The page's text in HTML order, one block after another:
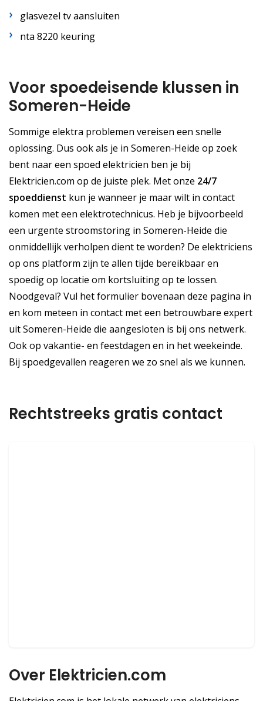
glasvezel tv aansluiten
nta 8220 keuring
Voor spoedeisende klussen in
Someren-Heide
Sommige elektra problemen vereisen een snelle
oplossing. Dus ook als je in Someren-Heide op zoek
bent naar een spoed elektricien ben je bij
Elektricien.com op de juiste plek. Met onze 24/7
spoeddienst kun je wanneer je maar wilt in contact
komen met een elektrotechnicus. Heb je bijvoorbeeld
een urgente stroomstoring in Someren-Heide die
onmiddellijk verholpen dient te worden? De elektriciens
op ons platform zijn te allen tijde bereikbaar en
spoedig op locatie om kortsluiting op te lossen.
Noodgeval? Vul het formulier bovenaan deze pagina in
en kom meteen in contact met een betrouwbare expert
uit Someren-Heide die aangesloten is bij ons netwerk.
Ook op vakantie- en feestdagen en in het weekeinde.
Bij spoedgevallen reageren we zo snel als we kunnen.
Rechtstreeks gratis contact
Over Elektricien.com